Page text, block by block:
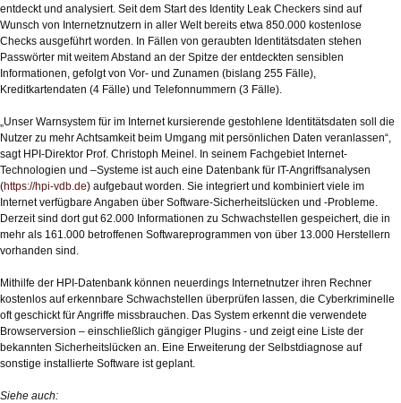
entdeckt und analysiert. Seit dem Start des Identity Leak Checkers sind auf
Wunsch von Internetznutzern in aller Welt bereits etwa 850.000 kostenlose
Checks ausgeführt worden. In Fällen von geraubten Identitätsdaten stehen
Passwörter mit weitem Abstand an der Spitze der entdeckten sensiblen
Informationen, gefolgt von Vor- und Zunamen (bislang 255 Fälle),
Kreditkartendaten (4 Fälle) und Telefonnummern (3 Fälle).
„Unser Warnsystem für im Internet kursierende gestohlene Identitätsdaten soll die
Nutzer zu mehr Achtsamkeit beim Umgang mit persönlichen Daten veranlassen“,
sagt HPI-Direktor Prof. Christoph Meinel. In seinem Fachgebiet Internet-
Technologien und –Systeme ist auch eine Datenbank für IT-Angriffsanalysen
(https://hpi-vdb.de) aufgebaut worden. Sie integriert und kombiniert viele im
Internet verfügbare Angaben über Software-Sicherheitslücken und -Probleme.
Derzeit sind dort gut 62.000 Informationen zu Schwachstellen gespeichert, die in
mehr als 161.000 betroffenen Softwareprogrammen von über 13.000 Herstellern
vorhanden sind.
Mithilfe der HPI-Datenbank können neuerdings Internetnutzer ihren Rechner
kostenlos auf erkennbare Schwachstellen überprüfen lassen, die Cyberkriminelle
oft geschickt für Angriffe missbrauchen. Das System erkennt die verwendete
Browserversion – einschließlich gängiger Plugins - und zeigt eine Liste der
bekannten Sicherheitslücken an. Eine Erweiterung der Selbstdiagnose auf
sonstige installierte Software ist geplant.
Siehe auch: